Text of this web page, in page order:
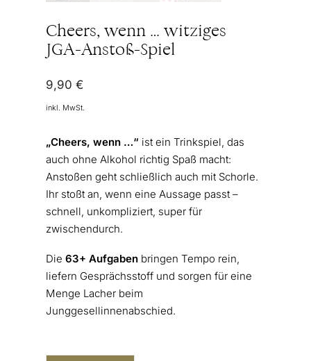
Cheers, wenn … witziges
JGA-Anstoß-Spiel
9,90 €
inkl. MwSt.
„Cheers, wenn …“ ist ein Trinkspiel, das
auch ohne Alkohol richtig Spaß macht:
Anstoßen geht schließlich auch mit Schorle.
Ihr stoßt an, wenn eine Aussage passt –
schnell, unkompliziert, super für
zwischendurch.
Die 63+ Aufgabenbringen Tempo rein,
liefern Gesprächsstoff und sorgen für eine
Menge Lacher beim
Junggesellinnenabschied.